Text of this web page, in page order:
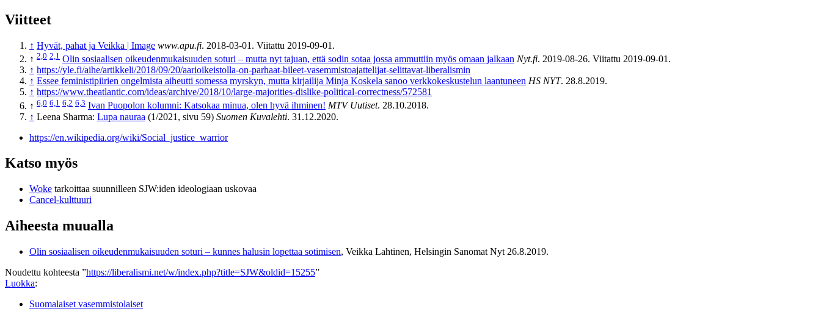
Viitteet
↑ Hyvät, pahat ja Veikka | Image www.apu.fi. 2018-03-01. Viitattu 2019-09-01.
↑ 2,0 2,1 Olin sosiaalisen oikeudenmukaisuuden soturi – mutta nyt tajuan, että sodin sotaa jossa ammuttiin myös omaan jalkaan Nyt.fi. 2019-08-26. Viitattu 2019-09-01.
↑ https://yle.fi/aihe/artikkeli/2018/09/20/aarioikeistolla-on-parhaat-bileet-vasemmistoajattelijat-selittavat-liberalismin
↑ Essee feministipiirien ongelmista aiheutti somessa myrskyn, mutta kirjailija Minja Koskela sanoo verkkokeskustelun laantuneen HS NYT. 28.8.2019.
↑ https://www.theatlantic.com/ideas/archive/2018/10/large-majorities-dislike-political-correctness/572581
↑ 6,0 6,1 6,2 6,3 Ivan Puopolon kolumni: Katsokaa minua, olen hyvä ihminen! MTV Uutiset. 28.10.2018.
↑ Leena Sharma: Lupa nauraa (1/2021, sivu 59) Suomen Kuvalehti. 31.12.2020.
https://en.wikipedia.org/wiki/Social_justice_warrior
Katso myös
Woke tarkoittaa suunnilleen SJW:iden ideologiaan uskovaa
Cancel-kulttuuri
Aiheesta muualla
Olin sosiaalisen oikeudenmukaisuuden soturi – kunnes halusin lopettaa sotimisen, Veikka Lahtinen, Helsingin Sanomat Nyt 26.8.2019.
Noudettu kohteesta ”https://liberalismi.net/w/index.php?title=SJW&oldid=15255”
Luokka:
Suomalaiset vasemmistolaiset